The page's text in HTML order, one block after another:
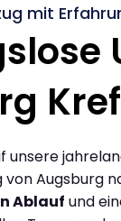
mit
unsere
von Augsburg
Ablauf und